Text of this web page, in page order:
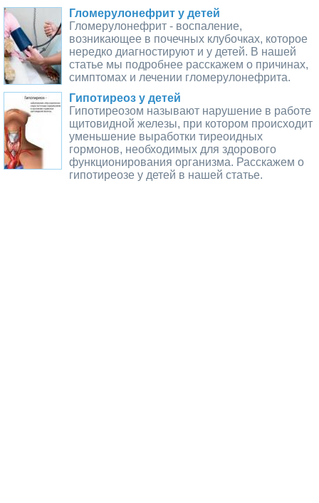
Гломерулонефрит у детей
Гломерулонефрит - воспаление,
возникающее в почечных клубочках, которое
нередко диагностируют и у детей. В нашей
статье мы подробнее расскажем о причинах,
симптомах и лечении гломерулонефрита.
Гипотиреоз у детей
Гипотиреозом называют нарушение в работе
щитовидной железы, при котором происходит
уменьшение выработки тиреоидных
гормонов, необходимых для здорового
функционирования организма. Расскажем о
гипотиреозе у детей в нашей статье.